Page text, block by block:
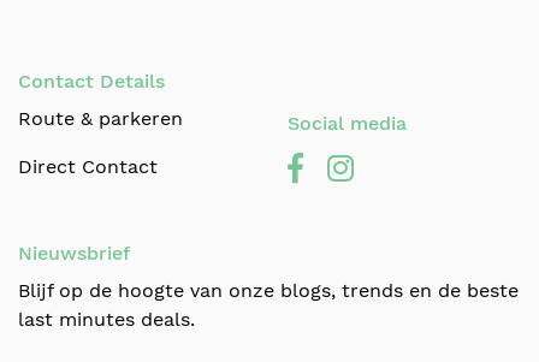
Contact Details
Route & parkeren
Direct Contact
Social media
Nieuwsbrief
Blijf op de hoogte van onze blogs, trends en de beste
last minutes deals.